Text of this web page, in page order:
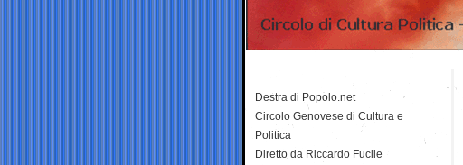
Destra di Popolo.net
Circolo Genovese di Cultura e
Politica
Diretto da Riccardo Fucile